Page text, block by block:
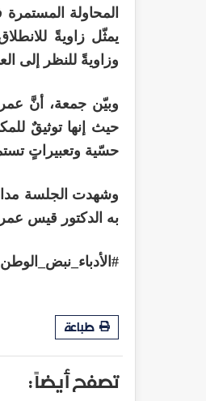
المحاولة
يمثّل زاويةً
وزاويةً للنظر إلى
وبيّن جمعة، أنَّ
حيث إنها توثيقٌ
حسّية وتعبيراتٍ
وشهدت الجلسة
به الدكتور قيس عمر
#الأدباء_نبض_الوطن
طباعة
تصفح أيضاً :